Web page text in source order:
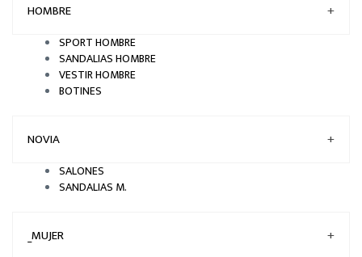
HOMBRE +
SPORT HOMBRE
SANDALIAS HOMBRE
VESTIR HOMBRE
BOTINES
NOVIA +
SALONES
SANDALIAS M.
_MUJER +